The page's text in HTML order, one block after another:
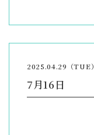
2025.04.29（TUE）
7月16日